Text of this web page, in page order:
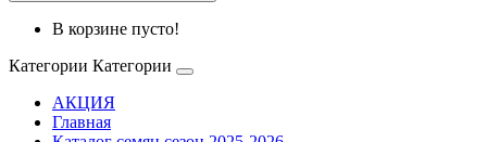
В корзине пусто!
Категории Категории
АКЦИЯ
Главная